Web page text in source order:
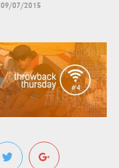
09/07/2015